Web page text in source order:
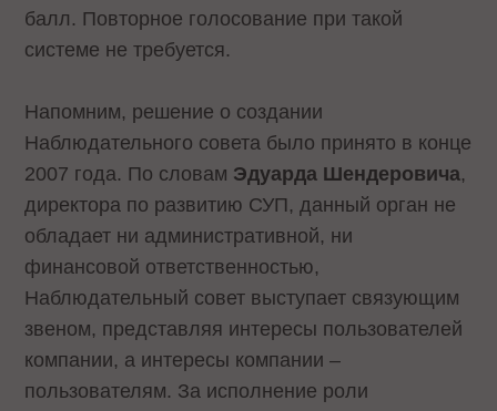
балл. Повторное голосование при такой
системе не требуется.
Напомним, решение о создании
Наблюдательного совета было принято в конце
2007 года. По словам Эдуарда Шендеровича,
директора по развитию СУП, данный орган не
обладает ни административной, ни
финансовой ответственностью,
Наблюдательный совет выступает связующим
звеном, представляя интересы пользователей
компании, а интересы компании –
пользователям. За исполнение роли